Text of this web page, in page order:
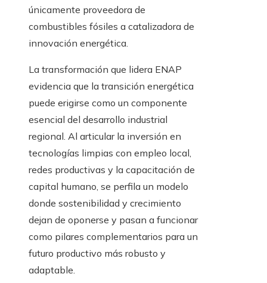
únicamente proveedora de
combustibles fósiles a catalizadora de
innovación energética.
La transformación que lidera ENAP
evidencia que la transición energética
puede erigirse como un componente
esencial del desarrollo industrial
regional. Al articular la inversión en
tecnologías limpias con empleo local,
redes productivas y la capacitación de
capital humano, se perfila un modelo
donde sostenibilidad y crecimiento
dejan de oponerse y pasan a funcionar
como pilares complementarios para un
futuro productivo más robusto y
adaptable.